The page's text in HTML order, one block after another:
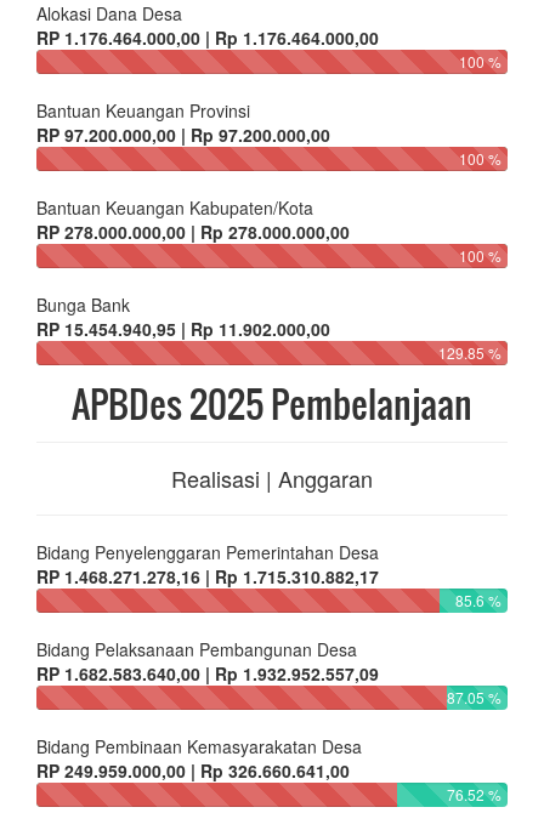
Alokasi Dana Desa
RP 1.176.464.000,00 | Rp 1.176.464.000,00
100 %
Bantuan Keuangan Provinsi
RP 97.200.000,00 | Rp 97.200.000,00
100 %
Bantuan Keuangan Kabupaten/Kota
RP 278.000.000,00 | Rp 278.000.000,00
100 %
Bunga Bank
RP 15.454.940,95 | Rp 11.902.000,00
129.85 %
APBDes 2025 Pembelanjaan
Realisasi | Anggaran
Bidang Penyelenggaran Pemerintahan Desa
RP 1.468.271.278,16 | Rp 1.715.310.882,17
85.6 %
Bidang Pelaksanaan Pembangunan Desa
RP 1.682.583.640,00 | Rp 1.932.952.557,09
87.05 %
Bidang Pembinaan Kemasyarakatan Desa
RP 249.959.000,00 | Rp 326.660.641,00
76.52 %